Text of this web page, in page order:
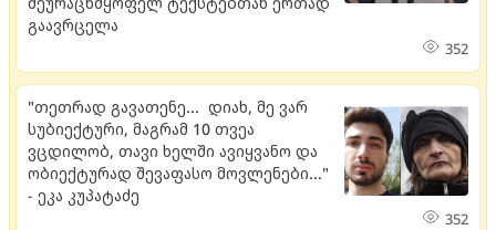
გაავრცელა
352
"თეთრად გავათენე... დიახ, მე ვარ
სუბიექტური, მაგრამ 10 თვეა
ვცდილობ, თავი ხელში ავიყვანო და
ობიექტურად შევაფასო მოვლენები..."
- ეკა კუპატაძე
352